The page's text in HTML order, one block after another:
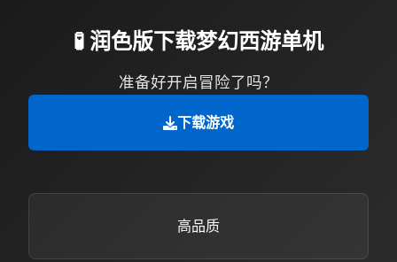
🧪 润色版下载梦幻西游单机
准备好开启冒险了吗？
下载游戏
高品质